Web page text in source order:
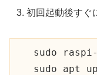
初回起動後すぐ
sudo
sudo apt